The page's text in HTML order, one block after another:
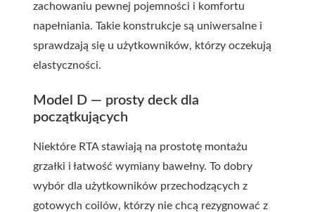
zachowaniu pewnej pojemności i komfortu
napełniania. Takie konstrukcje są uniwersalne i
sprawdzają się u użytkowników, którzy oczekują
elastyczności.
Model D — prosty deck dla
początkujących
Niektóre RTA stawiają na prostotę montażu
grzałki i łatwość wymiany bawełny. To dobry
wybór dla użytkowników przechodzących z
gotowych coilów, którzy nie chcą rezygnować z